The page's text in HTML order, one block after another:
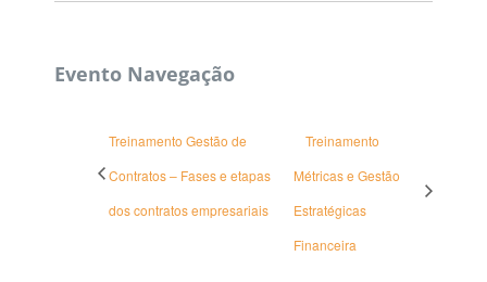
Evento Navegação
Treinamento Gestão de
Contratos – Fases e etapas
dos contratos empresariais
Treinamento
Métricas e Gestão
Estratégicas
Financeira